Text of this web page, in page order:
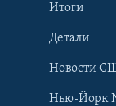
Итоги
Детали
Новости
Нью-Йорк